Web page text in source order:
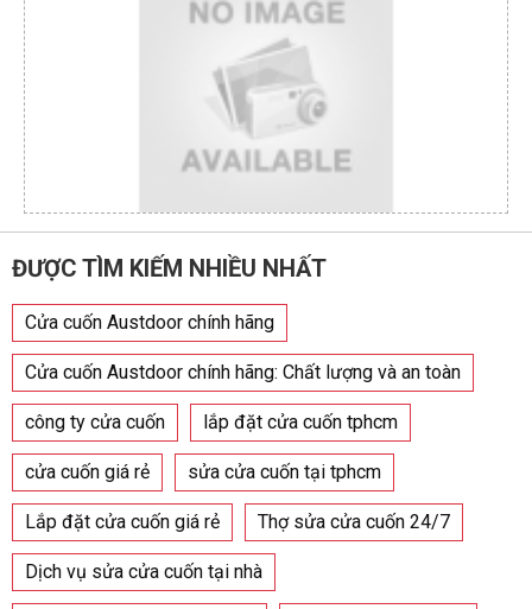
ĐƯỢC TÌM KIẾM NHIỀU NHẤT
Cửa cuốn Austdoor chính hãng
Cửa cuốn Austdoor chính hãng: Chất lượng và an toàn
công ty cửa cuốn lắp đặt cửa cuốn tphcm
cửa cuốn giá rẻ sửa cửa cuốn tại tphcm
Lắp đặt cửa cuốn giá rẻ Thợ sửa cửa cuốn 24/7
Dịch vụ sửa cửa cuốn tại nhà